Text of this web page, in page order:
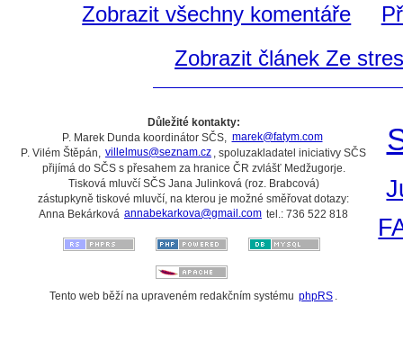
Zobrazit všechny komentáře
Zobrazit článek Ze
Důležité kontakty:
P. Marek Dunda koordinátor SČS,
marek@fatym.com
P. Vilém Štěpán,
villelmus@seznam.cz
, spoluzakladatel iniciativy SČS
přijímá do SČS s přesahem za hranice ČR zvlášť Medžugorje.
Tisková mluvčí SČS Jana Julinková (roz. Brabcová)
zástupkyně tiskové mluvčí, na kterou je možné směřovat dotazy:
Anna Bekárková annabekarkova@gmail.com tel.: 736 522 818
Tento web běží na upraveném redakčním systému phpRS